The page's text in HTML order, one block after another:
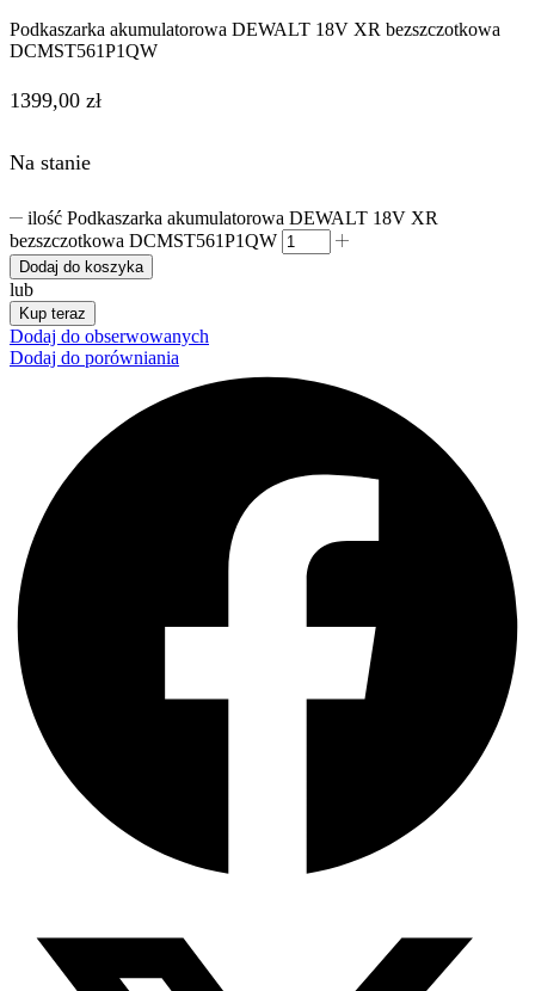
Podkaszarka akumulatorowa DEWALT 18V XR bezszczotkowa
DCMST561P1QW
1399,00 zł
Na stanie
ilość Podkaszarka akumulatorowa DEWALT 18V XR
bezszczotkowa DCMST561P1QW
Dodaj do koszyka
lub
Kup teraz
Dodaj do obserwowanych
Dodaj do porówniania